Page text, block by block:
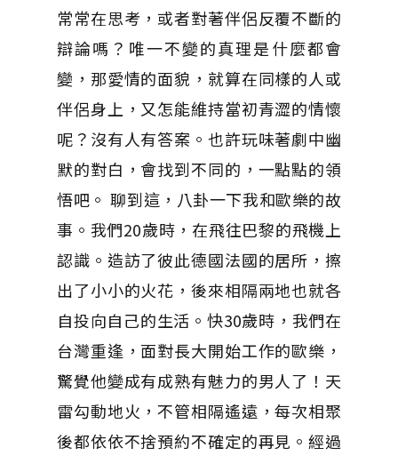
常常在思考，或者對著伴侶反覆不斷的
辯論嗎？唯一不變的真理是什麼都會
變，那愛情的面貌，就算在同樣的人或
伴侶身上，又怎能維持當初青澀的情懷
呢？沒有人有答案。也許玩味著劇中幽
默的對白，會找到不同的，一點點的領
悟吧。 聊到這，八卦一下我和歐樂的故
事。我們20歲時，在飛往巴黎的飛機上
認識。造訪了彼此德國法國的居所，擦
出了小小的火花，後來相隔兩地也就各
自投向自己的生活。快30歲時，我們在
台灣重逢，面對長大開始工作的歐樂，
驚覺他變成有成熟有魅力的男人了！天
雷勾動地火，不管相隔遙遠，每次相聚
後都依依不捨預約不確定的再見。經過